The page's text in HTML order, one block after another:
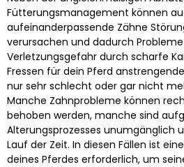
Fütterungsmanagement können
aufeinanderpassende Zähne
verursachen und dadurch
Verletzungsgefahr durch scharfe
Fressen für dein Pferd
nur sehr schlecht oder gar nicht
Manche Zahnprobleme können
behoben werden, manche sind
Alterungsprozesses unumgänglich
Lauf der Zeit. In diesen Fällen ist
deines Pferdes erforderlich, um